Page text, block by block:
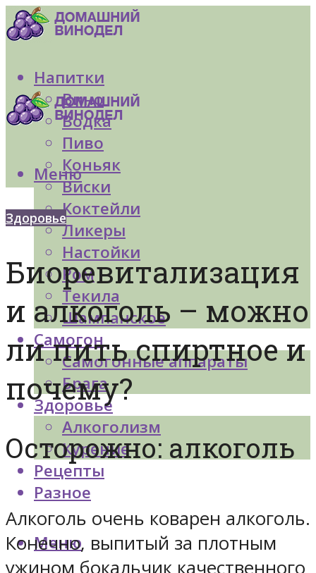
Напитки
Вино
Водка
Пиво
Коньяк
Виски
Коктейли
Ликеры
Настойки
Ром
Текила
Шампанское
Самогон
Самогонные аппараты
Брага
Здоровье
Алкоголизм
Курение
Рецепты
Разное
Меню
Меню
Здоровье
Биоревитализация
и алкоголь – можно
ли пить спиртное и
почему?
Осторожно: алкоголь
Алкоголь очень коварен алкоголь.
Конечно, выпитый за плотным
ужином бокальчик качественного